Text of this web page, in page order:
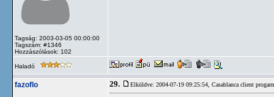
Tagság: 2003-03-05 00:00:00
Tagszám: #1346
Hozzászólások: 102
Haladó
fazoflo 29. Elküldve: 2004-07-19 09:25:54, Casablanca client